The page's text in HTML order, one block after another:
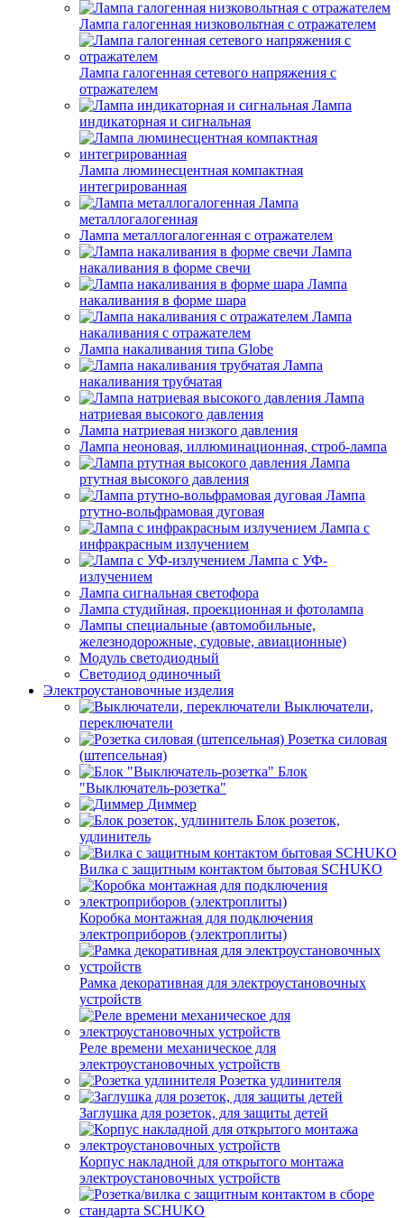
Лампа галогенная низковольтная с отражателем
Лампа галогенная сетевого напряжения с
отражателем
Лампа
индикаторная и сигнальная
Лампа люминесцентная компактная
интегрированная
Лампа
металлогалогенная
Лампа металлогалогенная с отражателем
Лампа
накаливания в форме свечи
Лампа
накаливания в форме шара
Лампа
накаливания с отражателем
Лампа накаливания типа Globe
Лампа
накаливания трубчатая
Лампа
натриевая высокого давления
Лампа натриевая низкого давления
Лампа неоновая, иллюминационная, строб-лампа
Лампа
ртутная высокого давления
Лампа
ртутно-вольфрамовая дуговая
Лампа с
инфракрасным излучением
Лампа с УФ-
излучением
Лампа сигнальная светофора
Лампа студийная, проекционная и фотолампа
Лампы специальные (автомобильные,
железнодорожные, судовые, авиационные)
Модуль светодиодный
Светодиод одиночный
Электроустановочные изделия
Выключатели,
переключатели
Розетка силовая
(штепсельная)
Блок
"Выключатель-розетка"
Диммер
Блок розеток,
удлинитель
Вилка с защитным контактом бытовая SCHUKO
Коробка монтажная для подключения
электроприборов (электроплиты)
Рамка декоративная для электроустановочных
устройств
Реле времени механическое для
электроустановочных устройств
Розетка удлинителя
Заглушка для розеток, для защиты детей
Корпус накладной для открытого монтажа
электроустановочных устройств